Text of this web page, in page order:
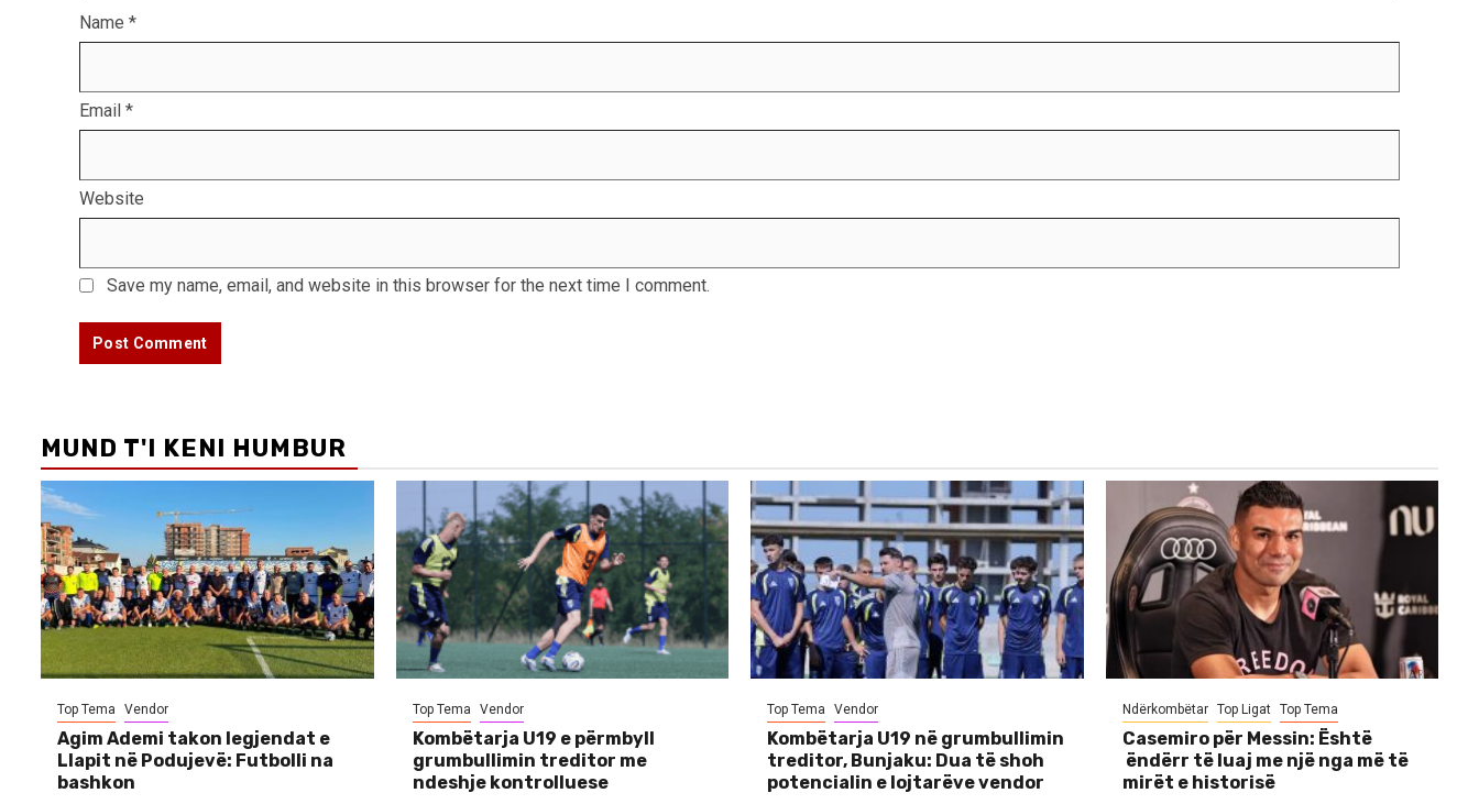
Name *
Email *
Website
Save my name, email, and website in this browser for the next time I comment.
MUND T'I KENI HUMBUR
Top Tema Vendor
Agim Ademi takon legjendat e
Llapit në Podujevë: Futbolli na
bashkon
Top Tema Vendor
Kombëtarja U19 e përmbyll
grumbullimin treditor me
ndeshje kontrolluese
Top Tema Vendor
Kombëtarja U19 në grumbullimin
treditor, Bunjaku: Dua të shoh
potencialin e lojtarëve vendor
Ndërkombëtar Top Ligat Top Tema
Casemiro për Messin: Është
ëndërr të luaj me një nga më të
mirët e historisë